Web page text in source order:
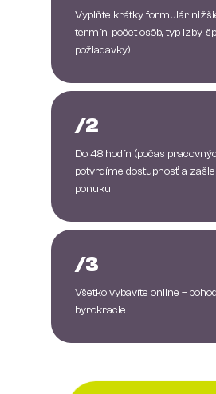
Vyplňte krátky formulár
termín, počet osôb, typ izby,
požiadavky)
/2
Do 48 hodín (počas
potvrdíme dostupnosť a
ponuku
/3
Všetko vybavíte online –
byrokracie